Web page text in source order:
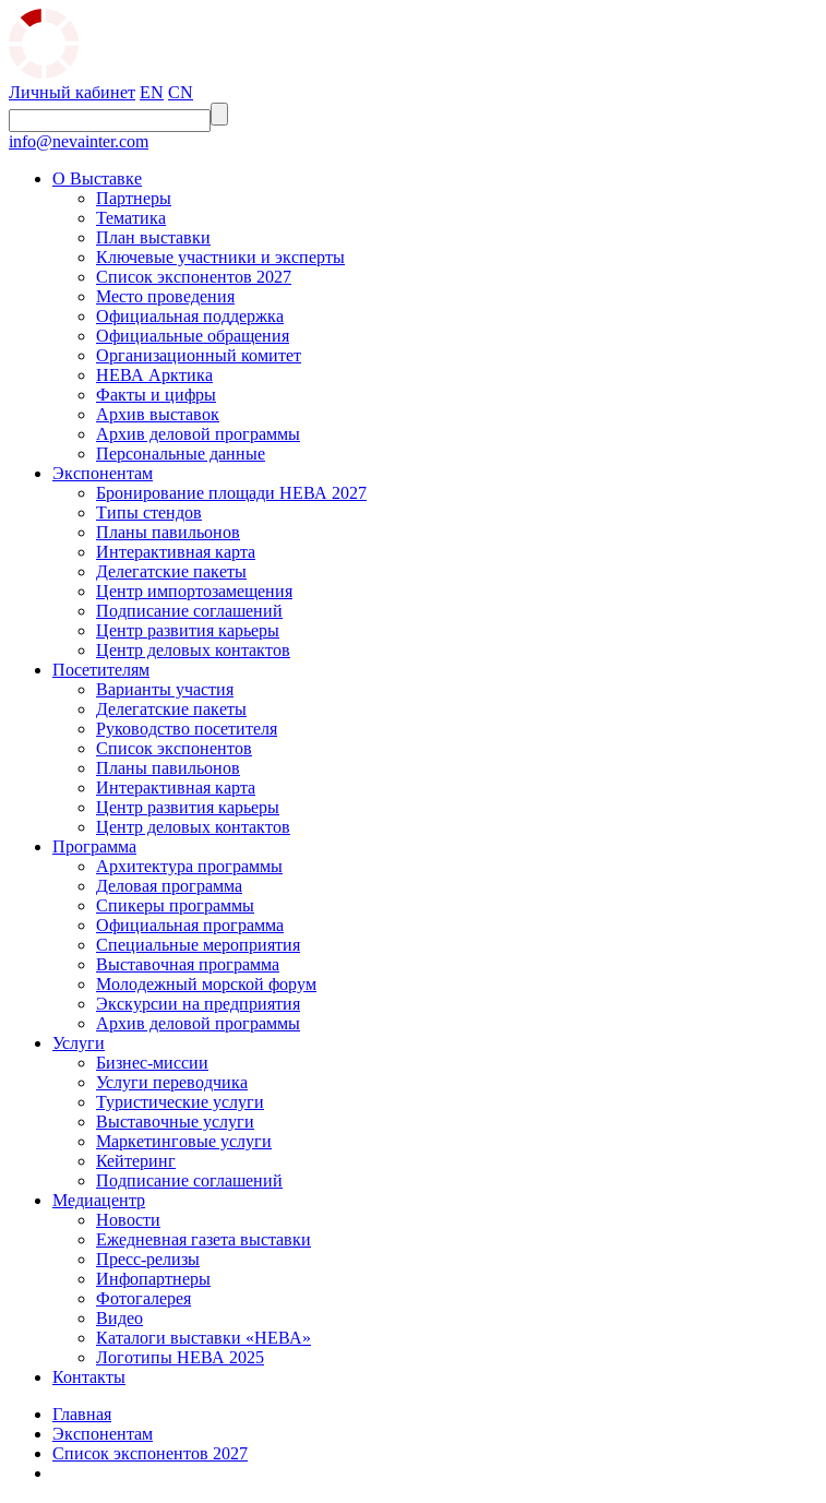
Личный кабинет EN CN
info@nevainter.com
О Выставке
Партнеры
Тематика
План выставки
Ключевые участники и эксперты
Список экспонентов 2027
Место проведения
Официальная поддержка
Официальные обращения
Организационный комитет
НЕВА Арктика
Факты и цифры
Архив выставок
Архив деловой программы
Персональные данные
Экспонентам
Бронирование площади НЕВА 2027
Типы стендов
Планы павильонов
Интерактивная карта
Делегатские пакеты
Центр импортозамещения
Подписание соглашений
Центр развития карьеры
Центр деловых контактов
Посетителям
Варианты участия
Делегатские пакеты
Руководство посетителя
Список экспонентов
Планы павильонов
Интерактивная карта
Центр развития карьеры
Центр деловых контактов
Программа
Архитектура программы
Деловая программа
Спикеры программы
Официальная программа
Специальные мероприятия
Выставочная программа
Молодежный морской форум
Экскурсии на предприятия
Архив деловой программы
Услуги
Бизнес-миссии
Услуги переводчика
Туристические услуги
Выставочные услуги
Маркетинговые услуги
Кейтеринг
Подписание соглашений
Медиацентр
Новости
Ежедневная газета выставки
Пресс-релизы
Инфопартнеры
Фотогалерея
Видео
Каталоги выставки «НЕВА»
Логотипы НЕВА 2025
Контакты
Главная
Экспонентам
Список экспонентов 2027